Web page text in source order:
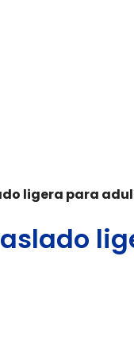
ligera para